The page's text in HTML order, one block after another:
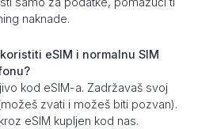
naknade.
eSIM i normalnu SIM
kod eSIM-a. Zadržavaš svoj
zvati i možeš biti pozvan).
eSIM kupljen kod nas.